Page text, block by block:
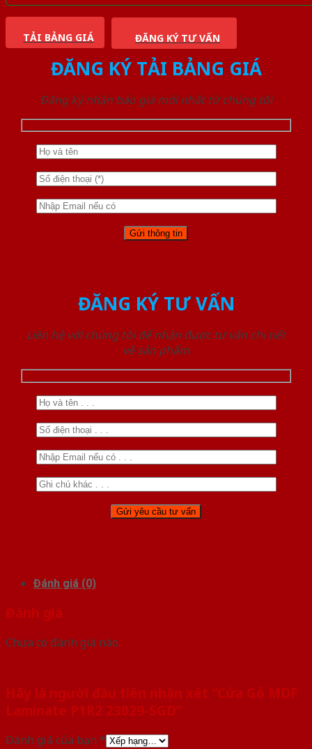
TẢI BẢNG GIÁ ĐĂNG KÝ TƯ VẤN
ĐĂNG KÝ TẢI BẢNG GIÁ
Đăng ký nhận báo giá mới nhất từ chúng tôi
ĐĂNG KÝ TƯ VẤN
Liên hệ với chúng tôi để nhận được tư vấn chi tiết
về sản phẩm
Đánh giá (0)
Đánh giá
Chưa có đánh giá nào.
Hãy là người đầu tiên nhận xét “Cửa Gỗ MDF
Laminate P1R2 23029-SGD”
Đánh giá của bạn *